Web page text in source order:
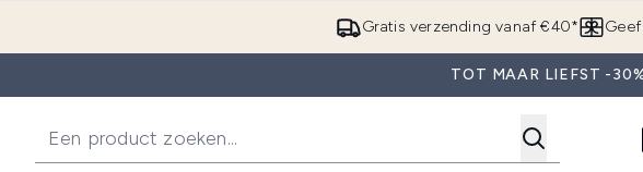
Gratis verzending vanaf €40*
TOT MAAR LIEFST -